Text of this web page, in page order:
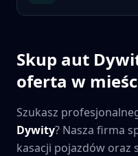
Skup aut
oferta w
Szukasz
Dywity? Nasza firma
kasacji pojazdów oraz